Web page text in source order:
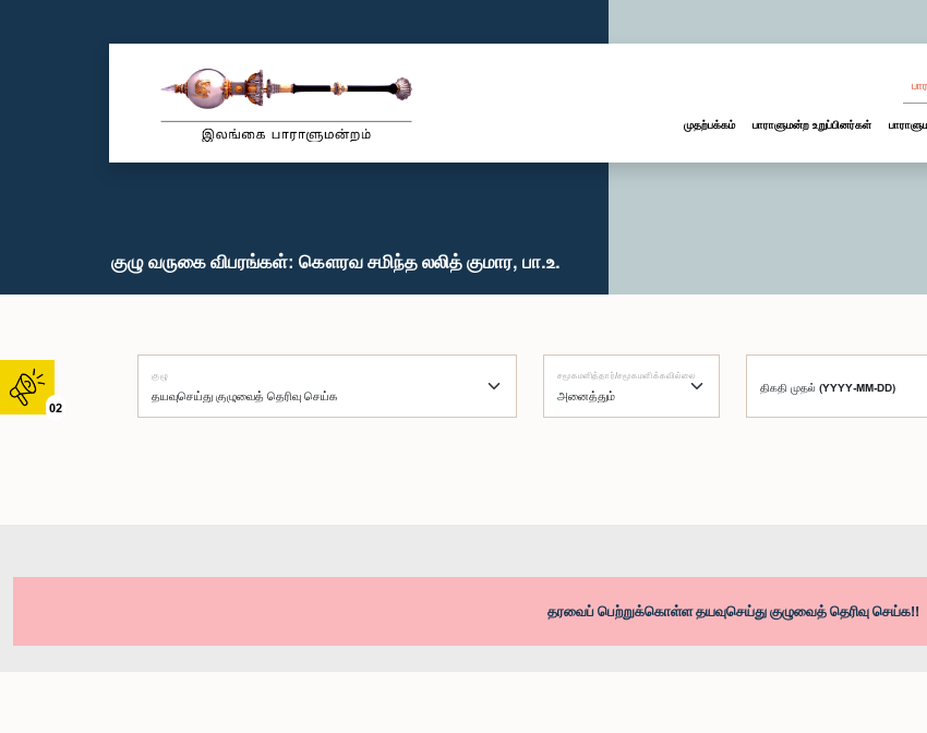
02
முதற்பக்கம் பாராளுமன்ற உறுப்பினர்கள்
குழு வருகை விபரங்கள்: கௌரவ சமிந்த லலித் குமார, பா.உ.
குழு சமூகமளித்தார்/சமூகமளிக்கவில்லை
திகதி முதல் (YYYY-MM-DD)
தரவைப் பெற்றுக்கொள்ள தயவுசெய்து குழுவைத் தெரிவு செய்க!!